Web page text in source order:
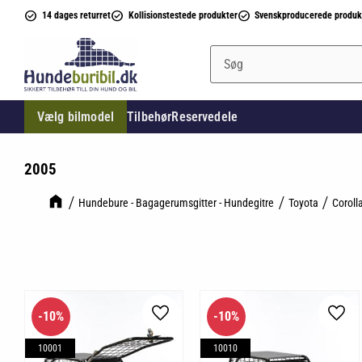
14 dages returret Kollisionstestede produkter Svenskproducerede
Vælg bilmodel TilbehørReservedele
2005
Hundebure - Bagagerumsgitter - Hundegitre Toyota
10%
10001
Gem som favorit
10%
10010